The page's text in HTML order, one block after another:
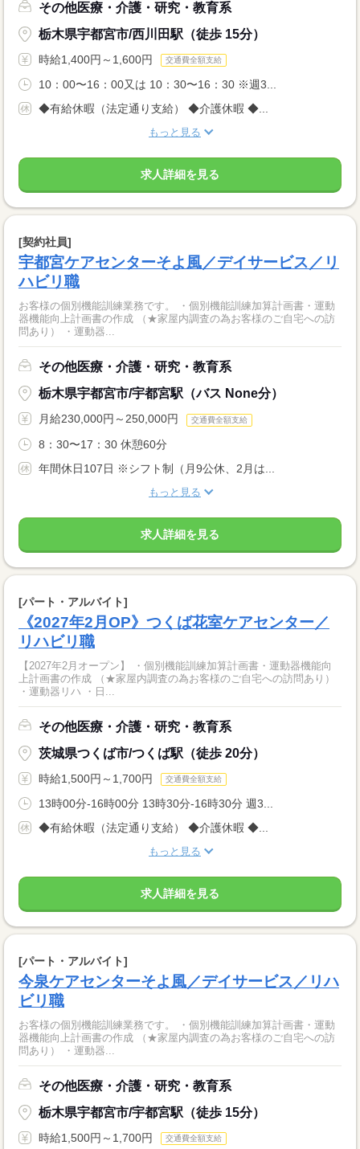
その他医療・介護・研究・教育系
栃木県宇都宮市/西川田駅（徒歩 15分）
時給1,400円～1,600円 交通費全額支給
10：00〜16：00又は 10：30〜16：30 ※週3...
◆有給休暇（法定通り支給） ◆介護休暇 ◆...
もっと見る
求人詳細を見る
[契約社員]
宇都宮ケアセンターそよ風／デイサービス／リ
ハビリ職
お客様の個別機能訓練業務です。 ・個別機能訓練加算計画書・運動
器機能向上計画書の作成 （★家屋内調査の為お客様のご自宅への訪
問あり） ・運動器...
その他医療・介護・研究・教育系
栃木県宇都宮市/宇都宮駅（バス None分）
月給230,000円～250,000円 交通費全額支給
8：30〜17：30 休憩60分
年間休日107日 ※シフト制（月9公休、2月は...
もっと見る
求人詳細を見る
[パート・アルバイト]
《2027年2月OP》つくば花室ケアセンター／
リハビリ職
【2027年2月オープン】 ・個別機能訓練加算計画書・運動器機能向
上計画書の作成 （★家屋内調査の為お客様のご自宅への訪問あり）
・運動器リハ ・日...
その他医療・介護・研究・教育系
茨城県つくば市/つくば駅（徒歩 20分）
時給1,500円～1,700円 交通費全額支給
13時00分-16時00分 13時30分-16時30分 週3...
◆有給休暇（法定通り支給） ◆介護休暇 ◆...
もっと見る
求人詳細を見る
[パート・アルバイト]
今泉ケアセンターそよ風／デイサービス／リハ
ビリ職
お客様の個別機能訓練業務です。 ・個別機能訓練加算計画書・運動
器機能向上計画書の作成 （★家屋内調査の為お客様のご自宅への訪
問あり） ・運動器...
その他医療・介護・研究・教育系
栃木県宇都宮市/宇都宮駅（徒歩 15分）
時給1,500円～1,700円 交通費全額支給